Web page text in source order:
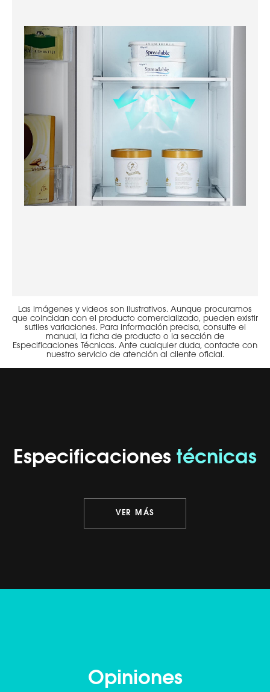
Las imágenes y videos son ilustrativos. Aunque procuramos
que coincidan con el producto comercializado, pueden existir
sutiles variaciones. Para información precisa, consulte el
manual, la ficha de producto o la sección de
Especificaciones Técnicas. Ante cualquier duda, contacte con
nuestro servicio de atención al cliente oficial.
Especificaciones técnicas
VER MÁS
Opiniones